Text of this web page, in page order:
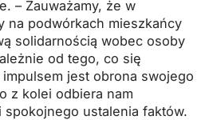
– Zauważamy, że w
na podwórkach mieszkańcy
solidarnością wobec osoby
od tego, co się
jest obrona swojego
z kolei odbiera nam
ustalenia faktów.